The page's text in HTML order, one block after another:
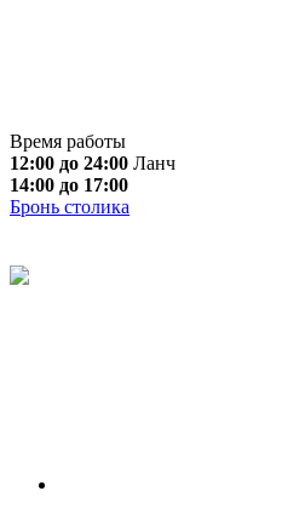
Время работы
12:00 до 24:00 Ланч
14:00 до 17:00
Бронь столика